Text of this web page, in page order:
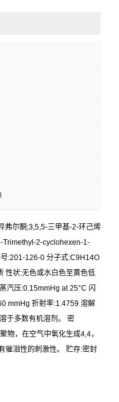
弗尔酮;3,5,5-三甲基-2-环己烯
Trimethyl-2-cyclohexen-1-
:201-126-0 分子式:C9H14O
性状:无色或水白色至黄色低
汽压:0.15mmHg at 25°C 闪
mmHg 折射率:1.4759 溶解
于多数有机溶剂。 密
物，在空气中氧化生成4,4，
催泪性的刺激性。 贮存:密封